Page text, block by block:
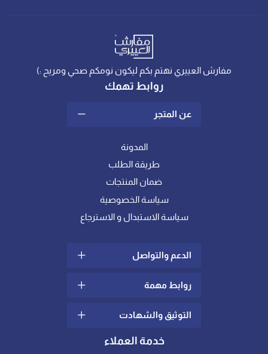
مفارش العييري نهتم بكم ليكون نومكم صحي ومريح :)
روابط تهمك
عن المتجر
المدونة
طريقة الطلب
ضمان المنتجات
سياسة الخصوصية
سياسة الاستبدال و الاسترجاع
الدعم والتواصل
سياسة الشحن والتوصيل
الدعم الفني
روابط مهمة
ما هو اللباد؟
كيف أختار خامة المفرش
المناسبة لي ؟
التوثيق والشهادت
شهادات عالمية في الجودة
خدمة العملاء